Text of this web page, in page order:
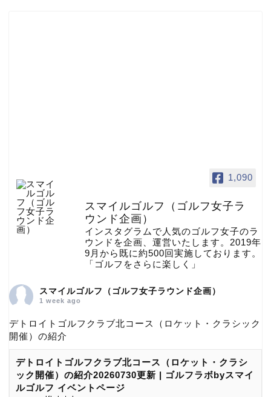
1,090
スマイルゴルフ（ゴルフ女子ラ
ウンド企画）
インスタグラムで人気のゴルフ女子のラ
ウンドを企画、運営いたします。2019年
9月から既に約500回実施しております。
「ゴルフをさらに楽しく」
スマイルゴルフ（ゴルフ女子ラウンド企画）
1 week ago
デトロイトゴルフクラブ北コース（ロケット・クラシック
開催）の紹介
デトロイトゴルフクラブ北コース（ロケット・クラシ
ック開催）の紹介20260730更新 | ゴルフラボbyスマイ
ルゴルフ イベントページ